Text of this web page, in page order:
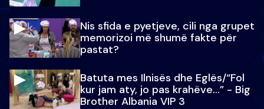
Nis sfida e pyetjeve, cili nga grupet
memorizoi më shumë fakte për
pastat?
Batuta mes Ilnisës dhe Eglës/“Fol
kur jam aty, jo pas krahëve…” - Big
Brother Albania VIP 3